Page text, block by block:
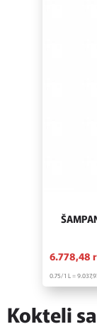
6.778,48
0.75/1 L = 9.037,
Kokteli